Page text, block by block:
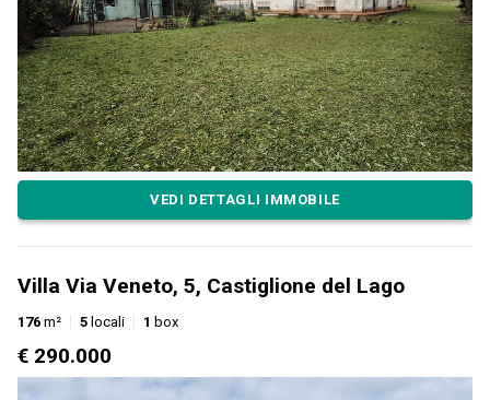
VEDI DETTAGLI IMMOBILE
Villa Via Veneto, 5, Castiglione del Lago
176 m² 5 locali 1 box
€ 290.000